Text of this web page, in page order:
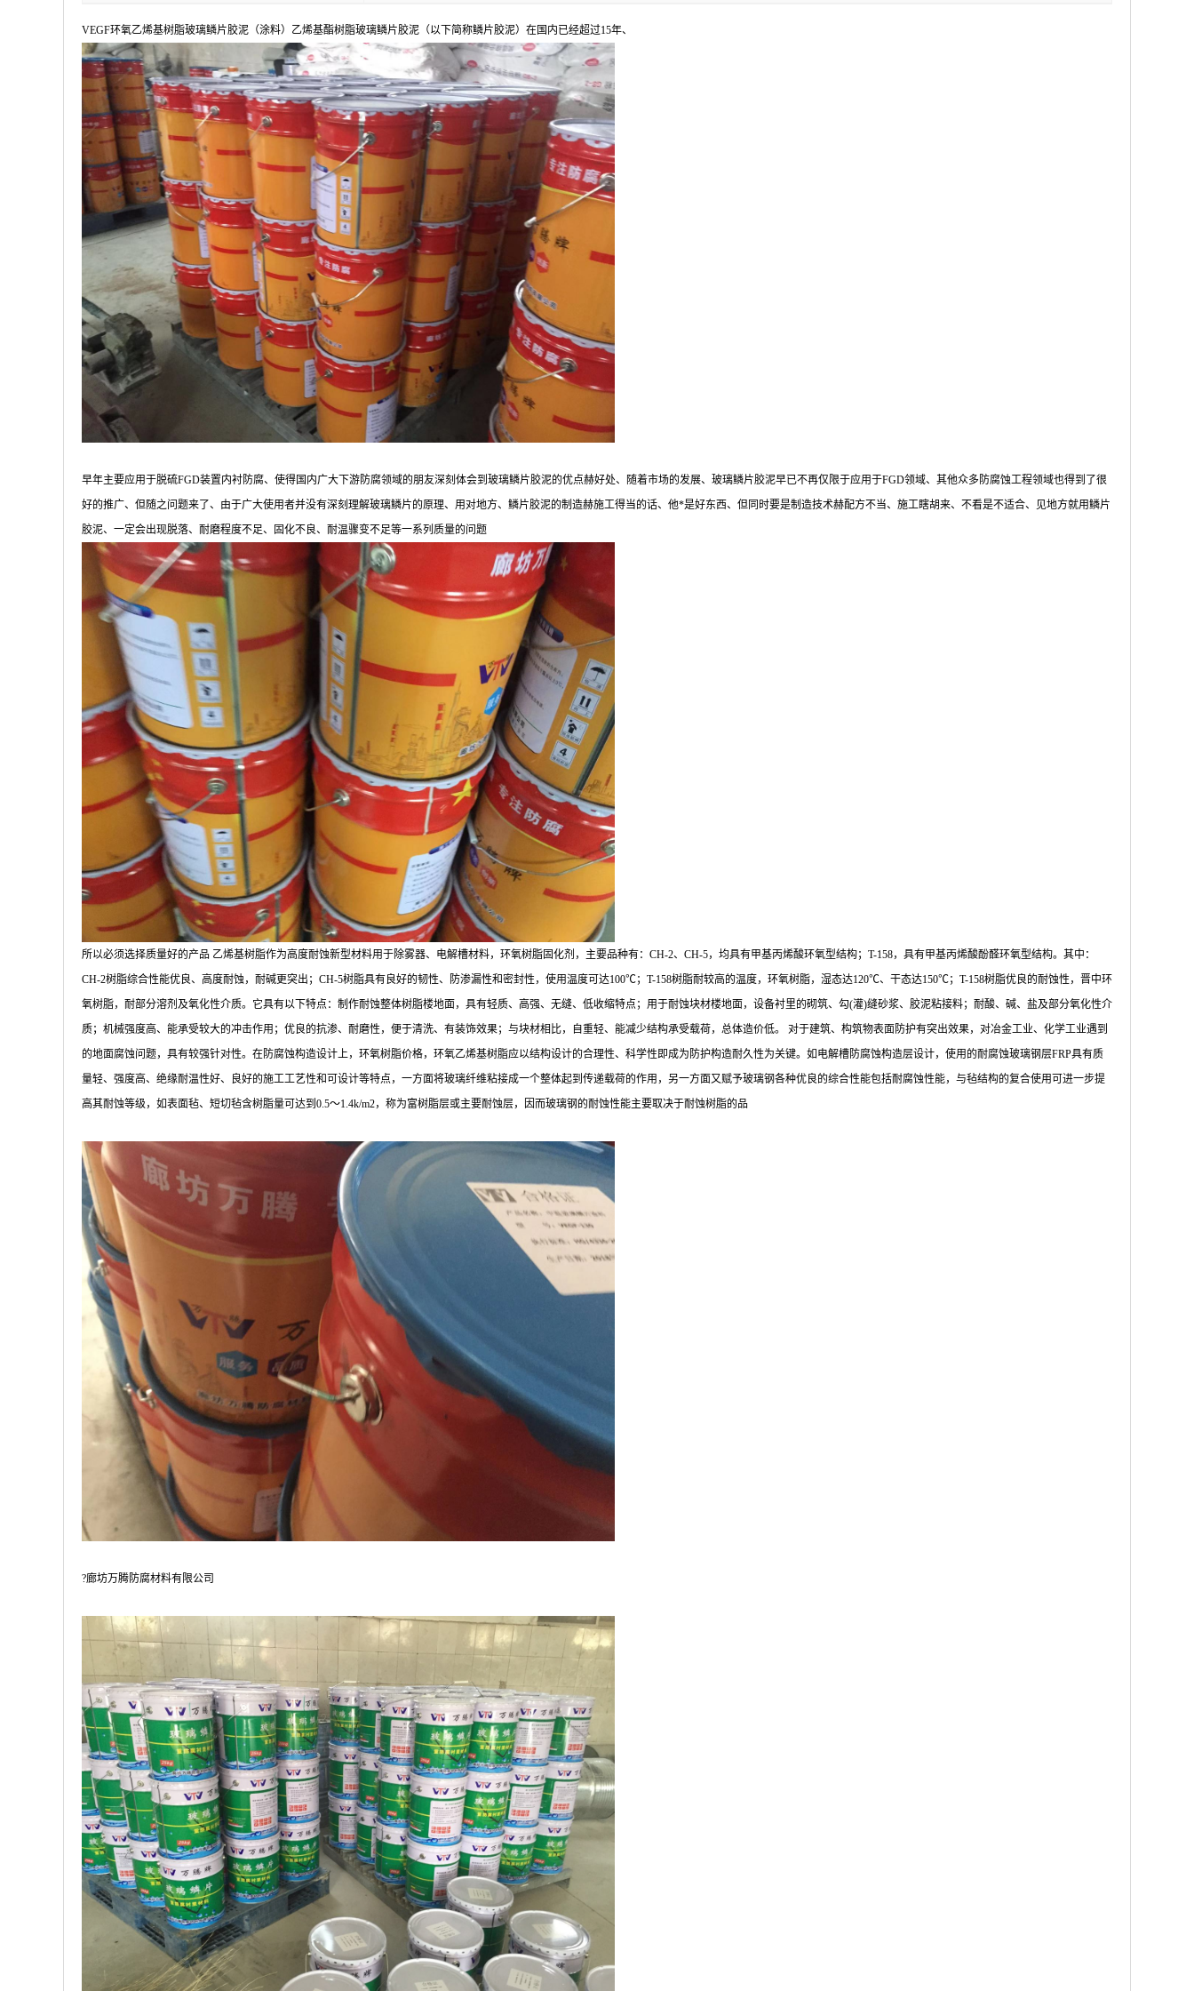
VEGF环氧乙烯基树脂玻璃鳞片胶泥（涂料）乙烯基酯树脂玻璃鳞片胶泥（以下简称鳞片胶泥）在国内已经超过15年、
早年主要应用于脱硫FGD装置内衬防腐、使得国内广大下游防腐领域的朋友深刻体会到玻璃鳞片胶泥的优点赫好处、随着市场的发展、玻璃鳞片胶泥早已不再仅限于应用于FGD领域、其他众多防腐蚀工程领域也得到了很
好的推广、但随之问题来了、由于广大使用者并没有深刻理解玻璃鳞片的原理、用对地方、鳞片胶泥的制造赫施工得当的话、他*是好东西、但同时要是制造技术赫配方不当、施工瞎胡来、不看是不适合、见地方就用鳞片
胶泥、一定会出现脱落、耐磨程度不足、固化不良、耐温骤变不足等一系列质量的问题
所以必须选择质量好的产品 乙烯基树脂作为高度耐蚀新型材料用于除雾器、电解槽材料，环氧树脂固化剂，主要品种有：CH-2、CH-5，均具有甲基丙烯酸环氧型结构；T-158，具有甲基丙烯酸酚醛环氧型结构。其中：
CH-2树脂综合性能优良、高度耐蚀，耐碱更突出；CH-5树脂具有良好的韧性、防渗漏性和密封性，使用温度可达100℃；T-158树脂耐较高的温度，环氧树脂，湿态达120℃、干态达150℃；T-158树脂优良的耐蚀性，晋中环
氧树脂，耐部分溶剂及氧化性介质。它具有以下特点：制作耐蚀整体树脂楼地面，具有轻质、高强、无缝、低收缩特点；用于耐蚀块材楼地面，设备衬里的砌筑、勾(灌)缝砂浆、胶泥粘接料；耐酸、碱、盐及部分氧化性介
质；机械强度高、能承受较大的冲击作用；优良的抗渗、耐磨性，便于清洗、有装饰效果；与块材相比，自重轻、能减少结构承受载荷，总体造价低。 对于建筑、构筑物表面防护有突出效果，对冶金工业、化学工业遇到
的地面腐蚀问题，具有较强针对性。在防腐蚀构造设计上，环氧树脂价格，环氧乙烯基树脂应以结构设计的合理性、科学性即成为防护构造耐久性为关键。如电解槽防腐蚀构造层设计，使用的耐腐蚀玻璃钢层FRP具有质
量轻、强度高、绝缘耐温性好、良好的施工工艺性和可设计等特点，一方面将玻璃纤维粘接成一个整体起到传递载荷的作用，另一方面又赋予玻璃钢各种优良的综合性能包括耐腐蚀性能，与毡结构的复合使用可进一步提
高其耐蚀等级，如表面毡、短切毡含树脂量可达到0.5～1.4k/m2，称为富树脂层或主要耐蚀层，因而玻璃钢的耐蚀性能主要取决于耐蚀树脂的品
?廊坊万腾防腐材料有限公司